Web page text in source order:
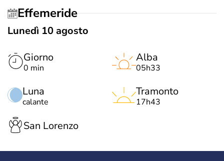
Effemeride
Lunedì 10 agosto
Giorno
0 min
Luna
calante
Alba
05h33
Tramonto
17h43
San Lorenzo